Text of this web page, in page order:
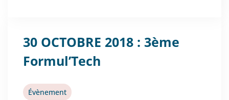
30 OCTOBRE 2018 : 3ème
Formul’Tech
Évènement